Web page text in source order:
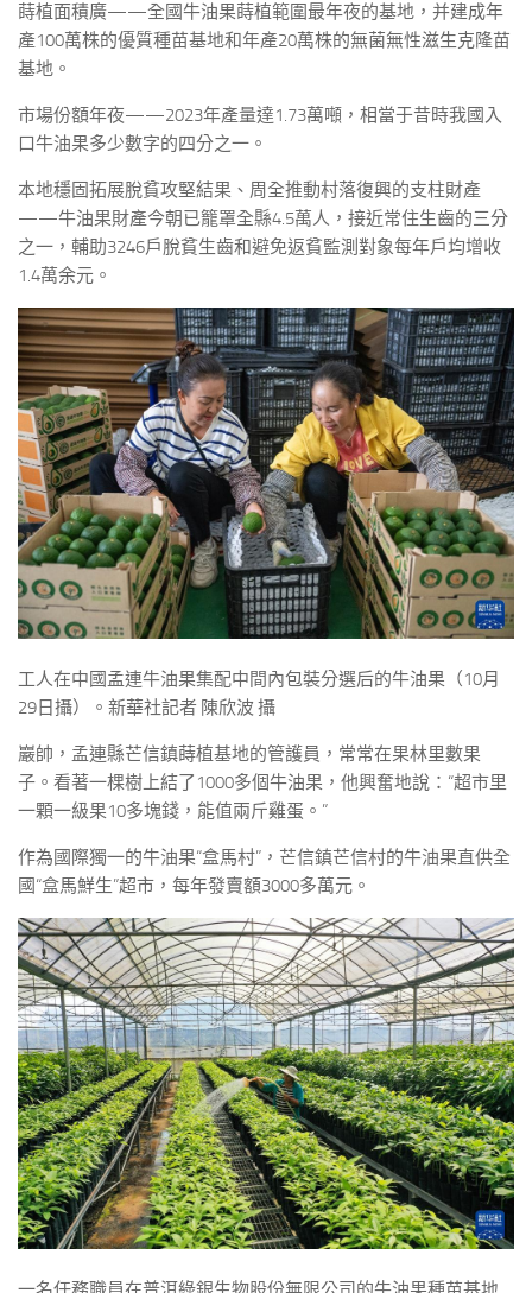
蒔植面積廣——全國牛油果蒔植範圍最年夜的基地，并建成年
產100萬株的優質種苗基地和年產20萬株的無菌無性滋生克隆苗
基地。
市場份額年夜——2023年產量達1.73萬噸，相當于昔時我國入
口牛油果多少數字的四分之一。
本地穩固拓展脫貧攻堅結果、周全推動村落復興的支柱財產
——牛油果財產今朝已籠罩全縣4.5萬人，接近常住生齒的三分
之一，輔助3246戶脫貧生齒和避免返貧監測對象每年戶均增收
1.4萬余元。
工人在中國孟連牛油果集配中間內包裝分選后的牛油果（10月
29日攝）。新華社記者 陳欣波 攝
巖帥，孟連縣芒信鎮蒔植基地的管護員，常常在果林里數果
子。看著一棵樹上結了1000多個牛油果，他興奮地說：“超市里
一顆一級果10多塊錢，能值兩斤雞蛋。”
作為國際獨一的牛油果“盒馬村”，芒信鎮芒信村的牛油果直供全
國“盒馬鮮生”超市，每年發賣額3000多萬元。